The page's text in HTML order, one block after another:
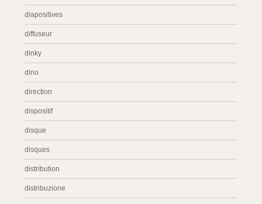
diapositives
diffuseur
dinky
dino
direction
dispositif
disque
disques
distribution
distribuzione